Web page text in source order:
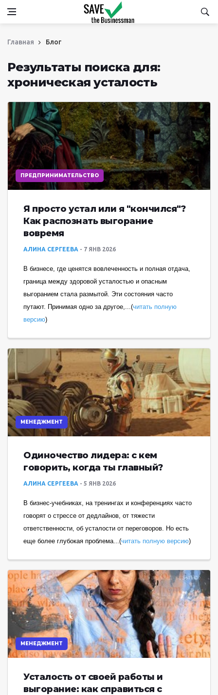
Главная Блог
Результаты поиска для:
хроническая усталость
ПРЕДПРИНИМАТЕЛЬСТВО
Я просто устал или я "кончился"?
Как распознать выгорание
вовремя
АЛИНА СЕРГЕЕВА 7 ЯНВ 2026
В бизнесе, где ценятся вовлеченность и полная отдача,
граница между здоровой усталостью и опасным
выгоранием стала размытой. Эти состояния часто
путают. Принимая одно за другое,...(читать полную
версию)
МЕНЕДЖМЕНТ
Одиночество лидера: с кем
говорить, когда ты главный?
АЛИНА СЕРГЕЕВА 5 ЯНВ 2026
В бизнес-учебниках, на тренингах и конференциях часто
говорят о стрессе от дедлайнов, от тяжести
ответственности, об усталости от переговоров. Но есть
еще более глубокая проблема...(читать полную версию)
МЕНЕДЖМЕНТ
Усталость от своей работы и
выгорание: как справиться с